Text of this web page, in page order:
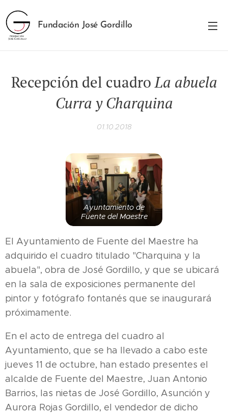
Fundación José Gordillo
Recepción del cuadroLa abuela
Curra y Charquina
01.10.2018
Ayuntamiento de
Fuente del Maestre
El Ayuntamiento de Fuente del Maestre ha
adquirido el cuadro titulado "Charquina y la
abuela", obra de José Gordillo, y que se ubicará
en la sala de exposiciones permanente del
pintor y fotógrafo fontanés que se inaugurará
próximamente.
En el acto de entrega del cuadro al
Ayuntamiento, que se ha llevado a cabo este
jueves 11 de octubre, han estado presentes el
alcalde de Fuente del Maestre, Juan Antonio
Barrios, las nietas de José Gordillo, Asunción y
Aurora Rojas Gordillo, el vendedor de dicho